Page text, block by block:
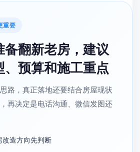
重要
备翻新老房，建议
、预算和施工重点
路，真正落地还要结合房屋现状
再决定是电话沟通、微信发图还
造方向先判断